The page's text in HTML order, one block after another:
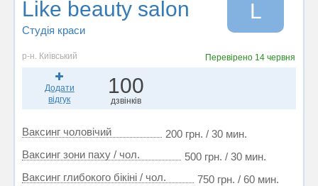
Like beauty salon
Студія краси
L
р-н. Київський Перевірено 14 червня
Додати
відгук
100
дзвінків
Ваксинг чоловічий
200 грн. / 30 мин.
Ваксинг зони паху / чол.
500 грн. / 30 мин.
Ваксинг глибокого бікіні / чол.
750 грн. / 60 мин.